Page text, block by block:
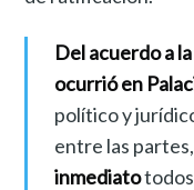
Del acuerdo a
ocurrió en
político y
entre las
inmediato